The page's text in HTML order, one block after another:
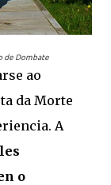
de Dombate
ao
da Morte
A
o